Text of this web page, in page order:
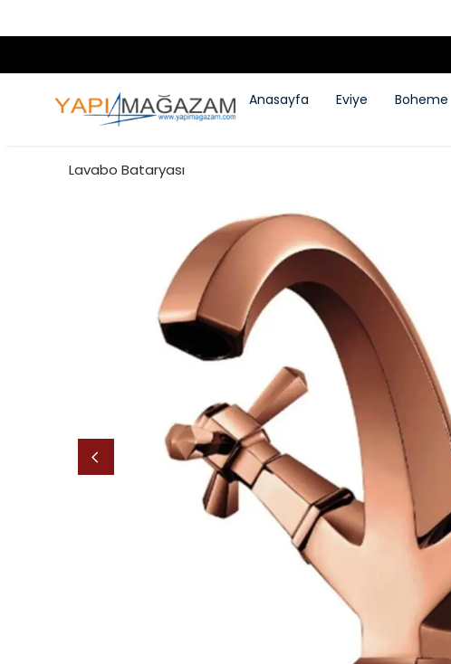
Anasayfa Eviye Boheme
Lavabo Bataryası